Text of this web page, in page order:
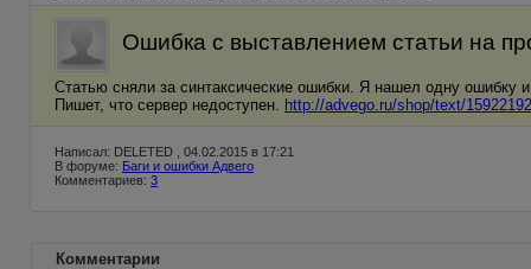
Ошибка с выставлением статьи на
Статью сняли за синтаксические ошибки. Я нашел одну ошибку
Пишет, что сервер недоступен. http://advego.ru/shop/text/
Написал: DELETED , 04.02.2015 в 17:21
В форуме: Баги и ошибки Адвего
Комментариев: 3
Комментарии